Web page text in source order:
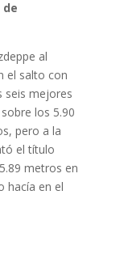
al
el salto con
seis mejores
los 5.90
pero a la
el título
metros en
hacía en el